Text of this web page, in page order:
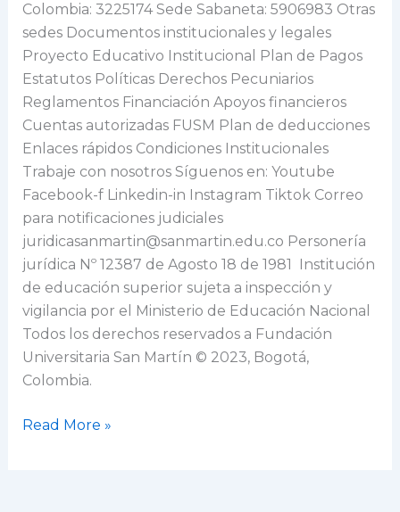
Colombia: 3225174 Sede Sabaneta: 5906983 Otras
sedes Documentos institucionales y legales
Proyecto Educativo Institucional Plan de Pagos
Estatutos Políticas Derechos Pecuniarios
Reglamentos Financiación Apoyos financieros
Cuentas autorizadas FUSM Plan de deducciones
Enlaces rápidos Condiciones Institucionales
Trabaje con nosotros Síguenos en: Youtube
Facebook-f Linkedin-in Instagram Tiktok Correo
para notificaciones judiciales
juridicasanmartin@sanmartin.edu.co Personería
jurídica Nº 12387 de Agosto 18 de 1981 Institución
de educación superior sujeta a inspección y
vigilancia por el Ministerio de Educación Nacional
Todos los derechos reservados a Fundación
Universitaria San Martín © 2023, Bogotá,
Colombia.
Read More »